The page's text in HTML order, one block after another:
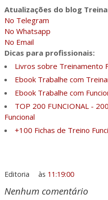
Atualizações do blog
No Telegram
No Whatsapp
No Email
Dicas para profissionais:
Livros sobre Treinamento
Ebook Trabalhe com
Ebook Trabalhe com
TOP 200 FUNCIONAL -
Funcional
+100 Fichas de Treino
Editoria às 11:19:00
Nenhum comentário